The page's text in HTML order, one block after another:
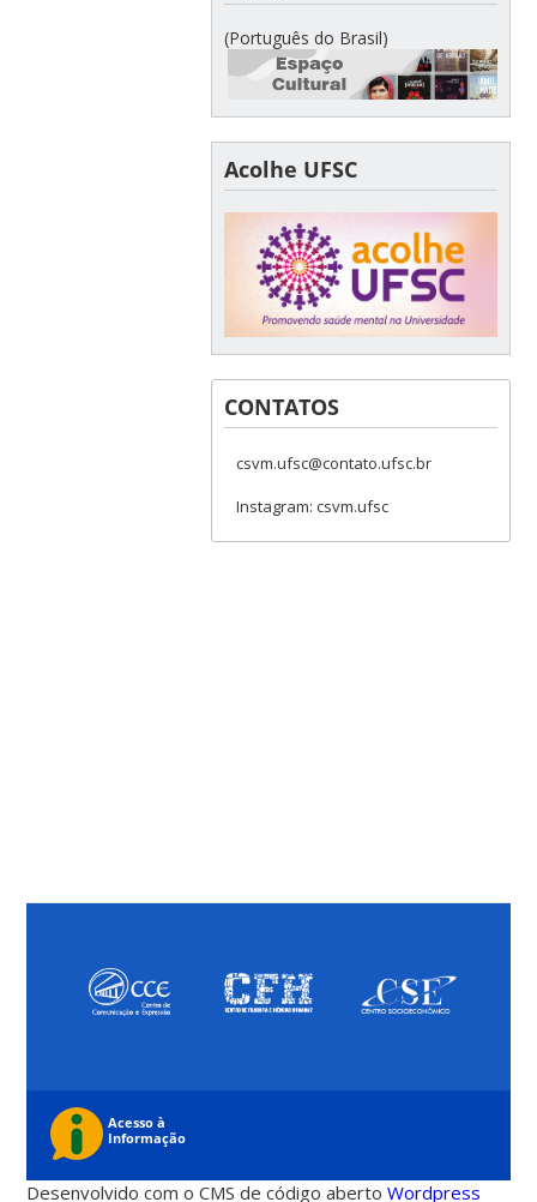
(Português do Brasil)
Acolhe UFSC
CONTATOS
csvm.ufsc@contato.ufsc.br
Instagram: csvm.ufsc
Desenvolvido com o CMS de código abertoWordpress